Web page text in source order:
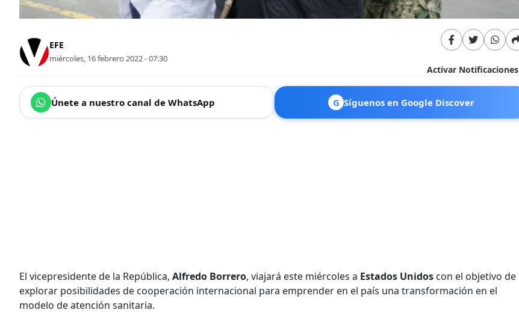
EFE
miércoles, 16 febrero 2022 - 07:30
Activar Notificaciones
Únete a nuestro canal de WhatsApp G Síguenos en Google Discover
El vicepresidente de la República, Alfredo Borrero, viajará este miércoles a Estados Unidos con el objetivo de
explorar posibilidades de cooperación internacional para emprender en el país una transformación en el
modelo de atención sanitaria.